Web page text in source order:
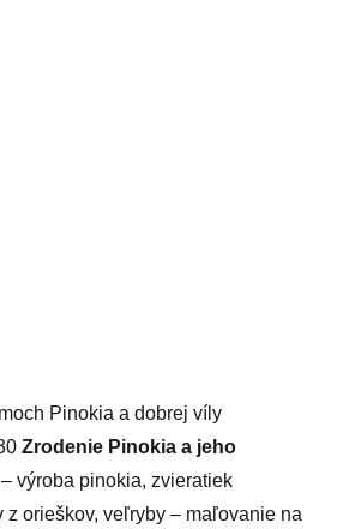
Pinokia a dobrej víly
Zrodenie Pinokia a jeho
– výroba pinokia, zvieratiek
z orieškov, veľryby – maľovanie na